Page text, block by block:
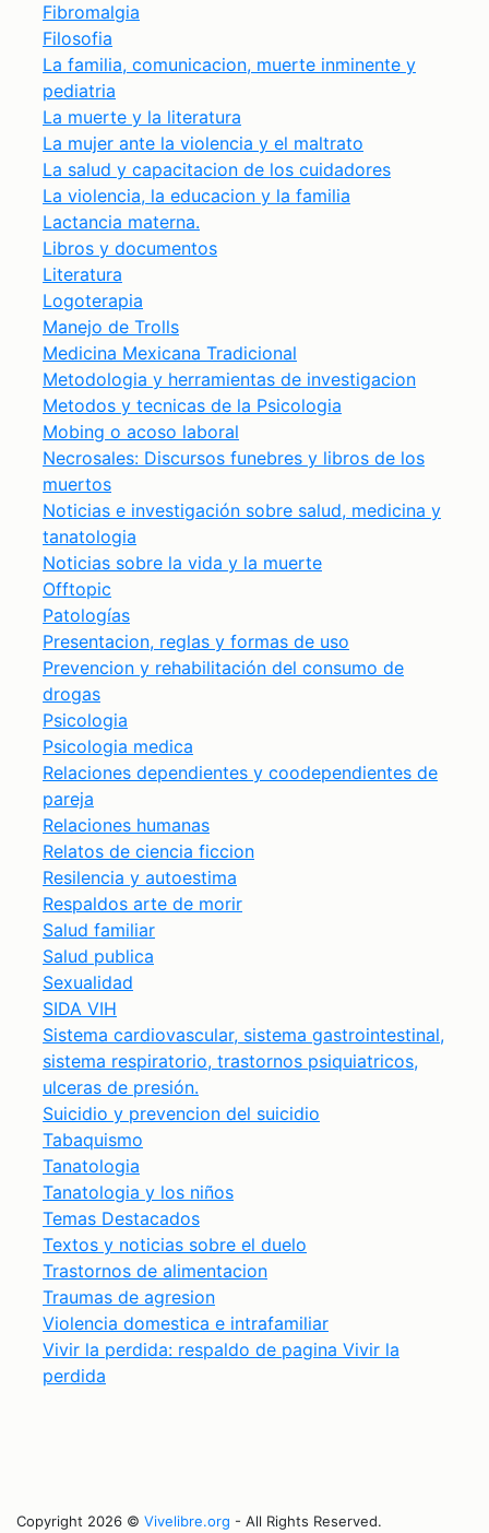
Fibromalgia
Filosofia
La familia, comunicacion, muerte inminente y
pediatria
La muerte y la literatura
La mujer ante la violencia y el maltrato
La salud y capacitacion de los cuidadores
La violencia, la educacion y la familia
Lactancia materna.
Libros y documentos
Literatura
Logoterapia
Manejo de Trolls
Medicina Mexicana Tradicional
Metodologia y herramientas de investigacion
Metodos y tecnicas de la Psicologia
Mobing o acoso laboral
Necrosales: Discursos funebres y libros de los
muertos
Noticias e investigación sobre salud, medicina y
tanatologia
Noticias sobre la vida y la muerte
Offtopic
Patologías
Presentacion, reglas y formas de uso
Prevencion y rehabilitación del consumo de
drogas
Psicologia
Psicologia medica
Relaciones dependientes y coodependientes de
pareja
Relaciones humanas
Relatos de ciencia ficcion
Resilencia y autoestima
Respaldos arte de morir
Salud familiar
Salud publica
Sexualidad
SIDA VIH
Sistema cardiovascular, sistema gastrointestinal,
sistema respiratorio, trastornos psiquiatricos,
ulceras de presión.
Suicidio y prevencion del suicidio
Tabaquismo
Tanatologia
Tanatologia y los niños
Temas Destacados
Textos y noticias sobre el duelo
Trastornos de alimentacion
Traumas de agresion
Violencia domestica e intrafamiliar
Vivir la perdida: respaldo de pagina Vivir la
perdida
Copyright 2026 © Vivelibre.org - All Rights Reserved.